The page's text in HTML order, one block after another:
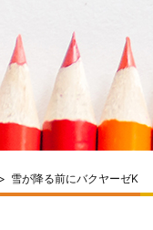
雪が降る前にバクヤーゼK